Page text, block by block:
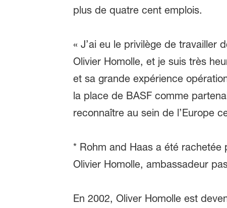
plus de quatre cent emplois.
« J’ai eu le privilège de travailler
Olivier Homolle, et je suis très
et sa grande expérience
la place de BASF comme
reconnaître au sein de l’Europe
* Rohm and Haas a été rachetée
Olivier Homolle, ambassadeur
En 2002, Oliver Homolle est